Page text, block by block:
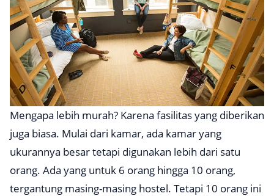
Mengapa lebih murah? Karena fasilitas yang diberikan
juga biasa. Mulai dari kamar, ada kamar yang
ukurannya besar tetapi digunakan lebih dari satu
orang. Ada yang untuk 6 orang hingga 10 orang,
tergantung masing-masing hostel. Tetapi 10 orang ini